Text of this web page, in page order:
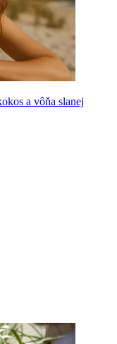
a vôňa slanej